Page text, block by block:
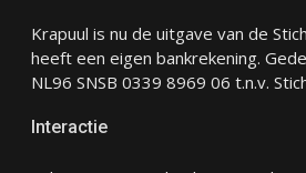
Krapuul is nu de uitgave van de
heeft een eigen bankrekening.
NL96 SNSB 0339 8969 06 t.n.v.
Interactie